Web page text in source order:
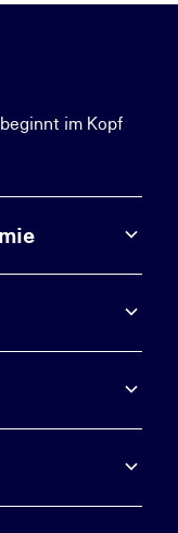
im Kopf